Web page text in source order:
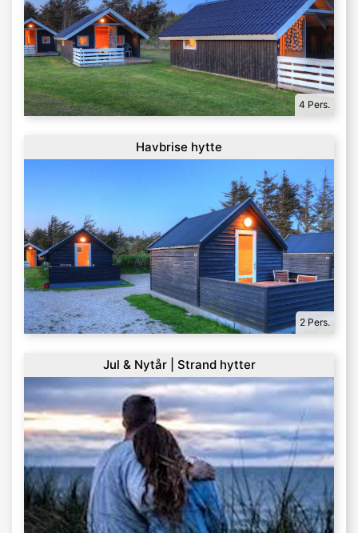
4 Pers.
Havbrise hytte
2 Pers.
Jul & Nytår | Strand hytter